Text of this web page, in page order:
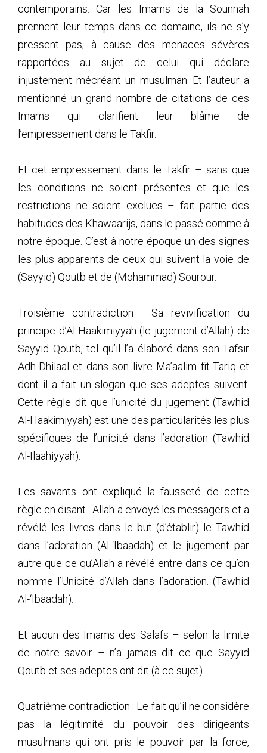
contemporains. Car les Imams de la Sounnah
prennent leur temps dans ce domaine, ils ne s’y
pressent pas, à cause des menaces sévères
rapportées au sujet de celui qui déclare
injustement mécréant un musulman. Et l’auteur a
mentionné un grand nombre de citations de ces
Imams qui clarifient leur blâme de
l’empressement dans le Takfir.
Et cet empressement dans le Takfir – sans que
les conditions ne soient présentes et que les
restrictions ne soient exclues – fait partie des
habitudes des Khawaarijs, dans le passé comme à
notre époque. C’est à notre époque un des signes
les plus apparents de ceux qui suivent la voie de
(Sayyid) Qoutb et de (Mohammad) Sourour.
Troisième contradiction : Sa revivification du
principe d’Al-Haakimiyyah (le jugement d’Allah) de
Sayyid Qoutb, tel qu’il l’a élaboré dans son Tafsir
Adh-Dhilaal et dans son livre Ma’aalim fit-Tariq et
dont il a fait un slogan que ses adeptes suivent.
Cette règle dit que l’unicité du jugement (Tawhid
Al-Haakimiyyah) est une des particularités les plus
spécifiques de l’unicité dans l’adoration (Tawhid
Al-Ilaahiyyah).
Les savants ont expliqué la fausseté de cette
règle en disant : Allah a envoyé les messagers et a
révélé les livres dans le but (d’établir) le Tawhid
dans l’adoration (Al-‘Ibaadah) et le jugement par
autre que ce qu’Allah a révélé entre dans ce qu’on
nomme l’Unicité d’Allah dans l’adoration. (Tawhid
Al-‘Ibaadah).
Et aucun des Imams des Salafs – selon la limite
de notre savoir – n’a jamais dit ce que Sayyid
Qoutb et ses adeptes ont dit (à ce sujet).
Quatrième contradiction : Le fait qu’il ne considère
pas la légitimité du pouvoir des dirigeants
musulmans qui ont pris le pouvoir par la force,